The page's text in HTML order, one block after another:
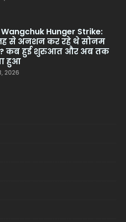
Hunger Strike:
से अनशन कर रहे थे सोनम
कब हुई शुरुआत और अब तक
हुआ
2026